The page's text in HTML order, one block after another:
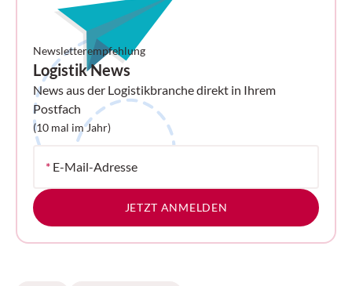
Newsletterempfehlung
Logistik News
News aus der Logistikbranche direkt in Ihrem
Postfach
(10 mal im Jahr)
* E-Mail-Adresse
JETZT ANMELDEN